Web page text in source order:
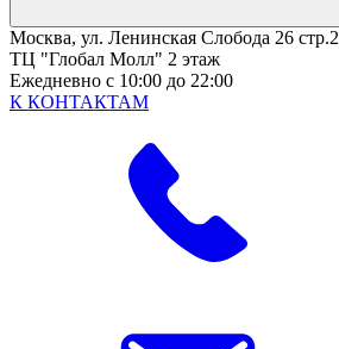
Москва, ул. Ленинская Слобода 26 стр.2
ТЦ "Глобал Молл" 2 этаж
Ежедневно с 10:00 до 22:00
К КОНТАКТАМ